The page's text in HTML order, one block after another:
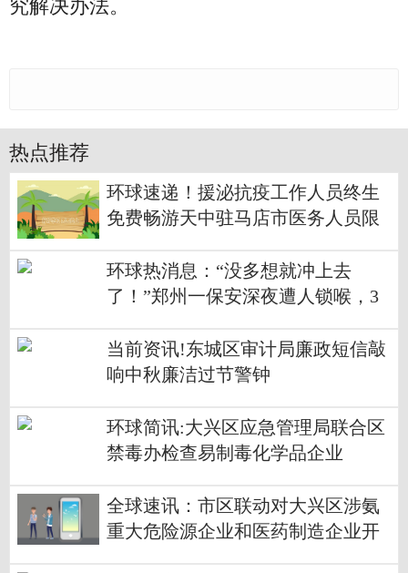
究解决办法。
热点推荐
环球速递！援泌抗疫工作人员终生
免费畅游天中驻马店市医务人员限
环球热消息：“没多想就冲上去
了！”郑州一保安深夜遭人锁喉，3
当前资讯!东城区审计局廉政短信敲
响中秋廉洁过节警钟
环球简讯:大兴区应急管理局联合区
禁毒办检查易制毒化学品企业
全球速讯：市区联动对大兴区涉氨
重大危险源企业和医药制造企业开